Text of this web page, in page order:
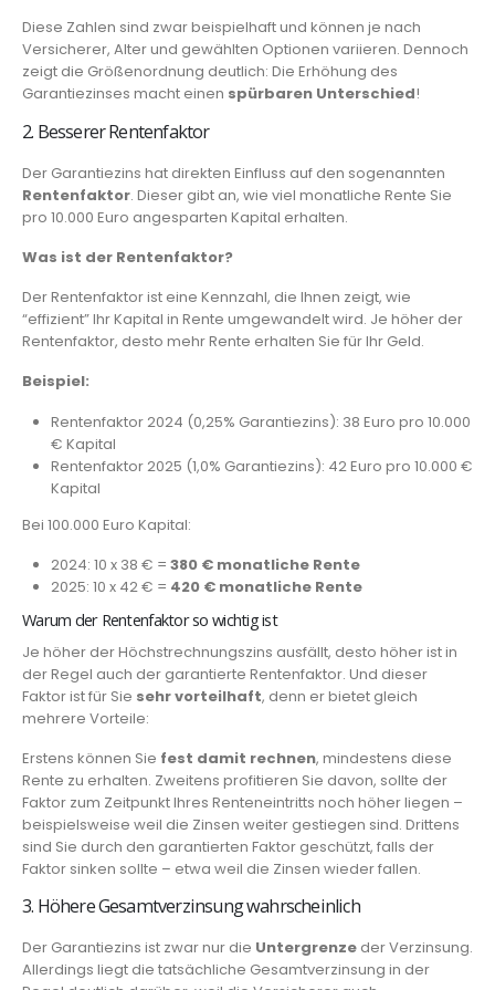
Diese Zahlen sind zwar beispielhaft und können je nach
Versicherer, Alter und gewählten Optionen variieren. Dennoch
zeigt die Größenordnung deutlich: Die Erhöhung des
Garantiezinses macht einen spürbaren Unterschied!
2. Besserer Rentenfaktor
Der Garantiezins hat direkten Einfluss auf den sogenannten
Rentenfaktor. Dieser gibt an, wie viel monatliche Rente Sie
pro 10.000 Euro angesparten Kapital erhalten.
Was ist der Rentenfaktor?
Der Rentenfaktor ist eine Kennzahl, die Ihnen zeigt, wie
“effizient” Ihr Kapital in Rente umgewandelt wird. Je höher der
Rentenfaktor, desto mehr Rente erhalten Sie für Ihr Geld.
Beispiel:
Rentenfaktor 2024 (0,25% Garantiezins): 38 Euro pro 10.000
€ Kapital
Rentenfaktor 2025 (1,0% Garantiezins): 42 Euro pro 10.000 €
Kapital
Bei 100.000 Euro Kapital:
2024: 10 x 38 € = 380 € monatliche Rente
2025: 10 x 42 € = 420 € monatliche Rente
Warum der Rentenfaktor so wichtig ist
Je höher der Höchstrechnungszins ausfällt, desto höher ist in
der Regel auch der garantierte Rentenfaktor. Und dieser
Faktor ist für Sie sehr vorteilhaft, denn er bietet gleich
mehrere Vorteile:
Erstens können Sie fest damit rechnen, mindestens diese
Rente zu erhalten. Zweitens profitieren Sie davon, sollte der
Faktor zum Zeitpunkt Ihres Renteneintritts noch höher liegen –
beispielsweise weil die Zinsen weiter gestiegen sind. Drittens
sind Sie durch den garantierten Faktor geschützt, falls der
Faktor sinken sollte – etwa weil die Zinsen wieder fallen.
3. Höhere Gesamtverzinsung wahrscheinlich
Der Garantiezins ist zwar nur die Untergrenze der Verzinsung.
Allerdings liegt die tatsächliche Gesamtverzinsung in der